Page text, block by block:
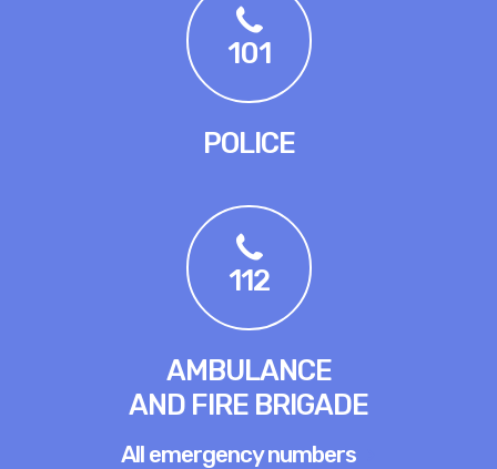
101
POLICE
112
AMBULANCE
AND FIRE BRIGADE
All emergency numbers